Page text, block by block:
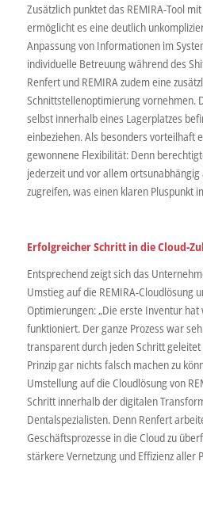
Zusätzlich punktet das REMIRA-Tool
ermöglicht es eine deutlich
Anpassung von Informationen im
individuelle Betreuung während des
Renfert und REMIRA zudem eine
Schnittstellenoptimierung vornehmen.
selbst innerhalb eines Lagerplatzes
einbeziehen. Als besonders vorteilhaft
gewonnene Flexibilität: Denn
jederzeit und vor allem ortsunabhängig
zugreifen, was einen klaren Pluspunkt
Erfolgreicher Schritt in die Cloud-
Entsprechend zeigt sich das
Umstieg auf die REMIRA-Cloudlösung
Optimierungen: „Die erste Inventur
funktioniert. Der ganze Prozess war
transparent durch jeden Schritt
Prinzip gar nichts falsch machen zu
Umstellung auf die Cloudlösung von
Schritt innerhalb der digitalen
Dentalspezialisten. Denn Renfert
Geschäftsprozesse in die Cloud zu
stärkere Vernetzung und Effizienz aller